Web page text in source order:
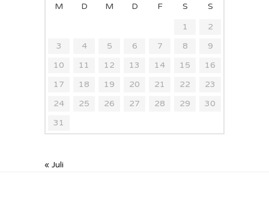
M D M D F S
S
1
2
3
4 5 6 7 8
9
10
11 12 13 14 15
16
17
18 19 20 21 22
23
24
25 26 27 28 29
30
31
« Juli